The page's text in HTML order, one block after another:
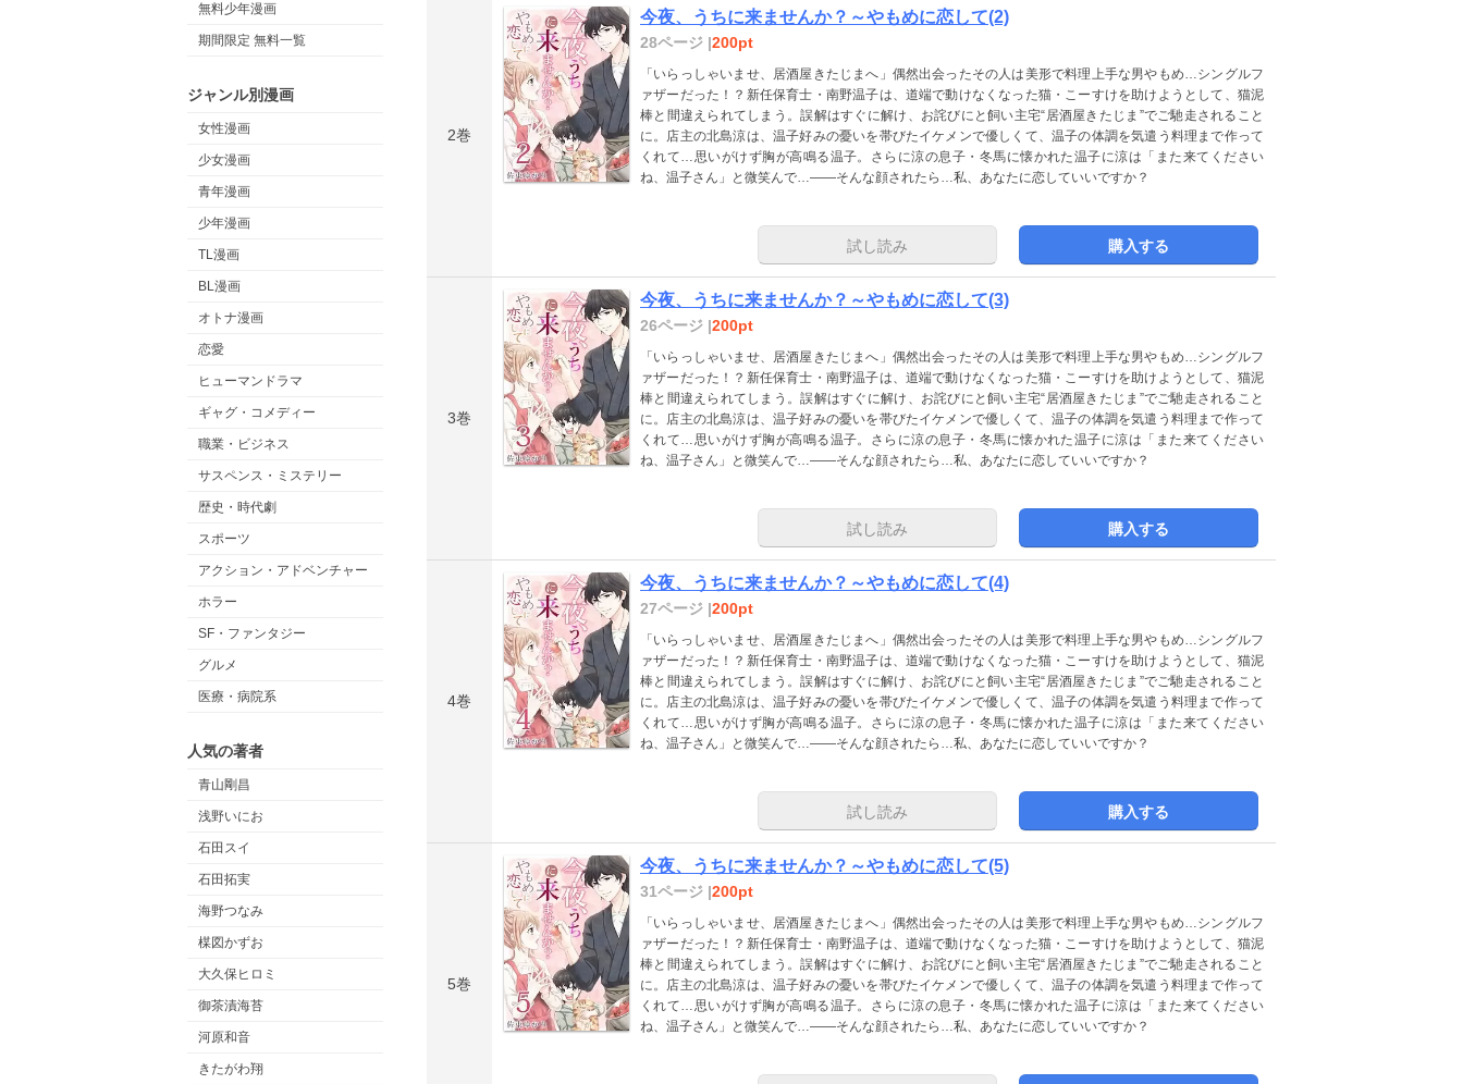
無料少年漫画
期間限定 無料一覧
ジャンル別漫画
女性漫画
少女漫画
青年漫画
少年漫画
TL漫画
BL漫画
オトナ漫画
恋愛
ヒューマンドラマ
ギャグ・コメディー
職業・ビジネス
サスペンス・ミステリー
歴史・時代劇
スポーツ
アクション・アドベンチャー
ホラー
SF・ファンタジー
グルメ
医療・病院系
人気の著者
青山剛昌
浅野いにお
石田スイ
石田拓実
海野つなみ
楳図かずお
大久保ヒロミ
御茶漬海苔
河原和音
きたがわ翔
2巻
今夜、うちに来ませんか？～やもめに恋して(2)
28ページ |200pt
「いらっしゃいませ、居酒屋きたじまへ」偶然出会ったその人は美形で料理上手な男やもめ…シングルフ
ァザーだった！？新任保育士・南野温子は、道端で動けなくなった猫・こーすけを助けようとして、猫泥
棒と間違えられてしまう。誤解はすぐに解け、お詫びにと飼い主宅“居酒屋きたじま”でご馳走されること
に。店主の北島涼は、温子好みの憂いを帯びたイケメンで優しくて、温子の体調を気遣う料理まで作って
くれて…思いがけず胸が高鳴る温子。さらに涼の息子・冬馬に懐かれた温子に涼は「また来てください
ね、温子さん」と微笑んで…――そんな顔されたら…私、あなたに恋していいですか？
試し読み 購入する
3巻
今夜、うちに来ませんか？～やもめに恋して(3)
26ページ |200pt
「いらっしゃいませ、居酒屋きたじまへ」偶然出会ったその人は美形で料理上手な男やもめ…シングルフ
ァザーだった！？新任保育士・南野温子は、道端で動けなくなった猫・こーすけを助けようとして、猫泥
棒と間違えられてしまう。誤解はすぐに解け、お詫びにと飼い主宅“居酒屋きたじま”でご馳走されること
に。店主の北島涼は、温子好みの憂いを帯びたイケメンで優しくて、温子の体調を気遣う料理まで作って
くれて…思いがけず胸が高鳴る温子。さらに涼の息子・冬馬に懐かれた温子に涼は「また来てください
ね、温子さん」と微笑んで…――そんな顔されたら…私、あなたに恋していいですか？
試し読み 購入する
4巻
今夜、うちに来ませんか？～やもめに恋して(4)
27ページ |200pt
「いらっしゃいませ、居酒屋きたじまへ」偶然出会ったその人は美形で料理上手な男やもめ…シングルフ
ァザーだった！？新任保育士・南野温子は、道端で動けなくなった猫・こーすけを助けようとして、猫泥
棒と間違えられてしまう。誤解はすぐに解け、お詫びにと飼い主宅“居酒屋きたじま”でご馳走されること
に。店主の北島涼は、温子好みの憂いを帯びたイケメンで優しくて、温子の体調を気遣う料理まで作って
くれて…思いがけず胸が高鳴る温子。さらに涼の息子・冬馬に懐かれた温子に涼は「また来てください
ね、温子さん」と微笑んで…――そんな顔されたら…私、あなたに恋していいですか？
試し読み 購入する
5巻
今夜、うちに来ませんか？～やもめに恋して(5)
31ページ |200pt
「いらっしゃいませ、居酒屋きたじまへ」偶然出会ったその人は美形で料理上手な男やもめ…シングルフ
ァザーだった！？新任保育士・南野温子は、道端で動けなくなった猫・こーすけを助けようとして、猫泥
棒と間違えられてしまう。誤解はすぐに解け、お詫びにと飼い主宅“居酒屋きたじま”でご馳走されること
に。店主の北島涼は、温子好みの憂いを帯びたイケメンで優しくて、温子の体調を気遣う料理まで作って
くれて…思いがけず胸が高鳴る温子。さらに涼の息子・冬馬に懐かれた温子に涼は「また来てください
ね、温子さん」と微笑んで…――そんな顔されたら…私、あなたに恋していいですか？